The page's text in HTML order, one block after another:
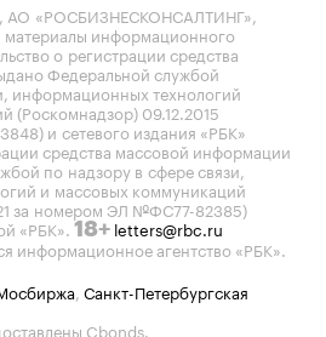
«РОСБИЗНЕСКОНСАЛТИНГ»,
материалы информационного
о регистрации средства
Федеральной службой
информационных технологий
(Роскомнадзор) 09.12.2015
и сетевого издания «РБК»
средства массовой информации
по надзору в сфере связи,
и массовых коммуникаций
за номером ЭЛ №ФС77-82385)
«РБК». 18+ letters@rbc.ru
информационное агентство «РБК».
Санкт-Петербургская
Cbonds.